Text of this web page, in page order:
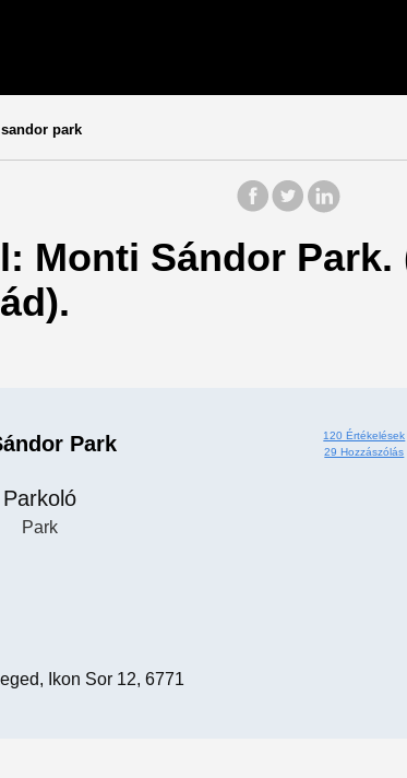
park
Monti Sándor Park.
Park
120 Értékelések
29 Hozzászólás
Parkoló
Park
Ikon Sor 12, 6771